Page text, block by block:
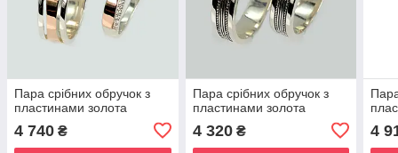
Пара срібних обручок з
пластинами золота
4 740 ₴
Пара срібних обручок з
пластинами золота
4 320₴ 4